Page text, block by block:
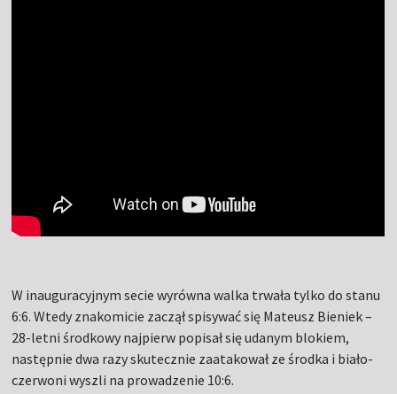
W inauguracyjnym secie wyrówna walka trwała tylko do stanu
6:6. Wtedy znakomicie zaczął spisywać się Mateusz Bieniek –
28-letni środkowy najpierw popisał się udanym blokiem,
następnie dwa razy skutecznie zaatakował ze środka i biało-
czerwoni wyszli na prowadzenie 10:6.